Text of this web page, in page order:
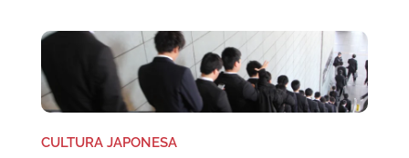
CULTURA JAPONESA